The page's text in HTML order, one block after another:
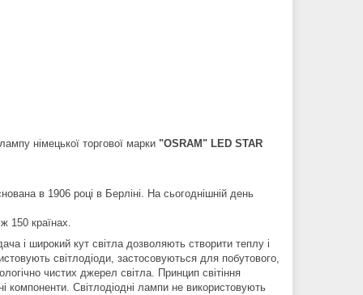
німецької торгової марки "OSRAM" LED STAR
в 1906 році в Берліні. На сьогоднішній день
150 країнах.
і широкий кут світла дозволяють створити теплу і
світлодіоди, застосовуються для побутового,
чистих джерел світла. Принцип світіння
компоненти. Світлодіодні лампи не використовують